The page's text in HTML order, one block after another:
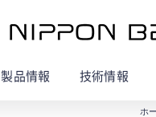
製品情報 技術情報
ホ